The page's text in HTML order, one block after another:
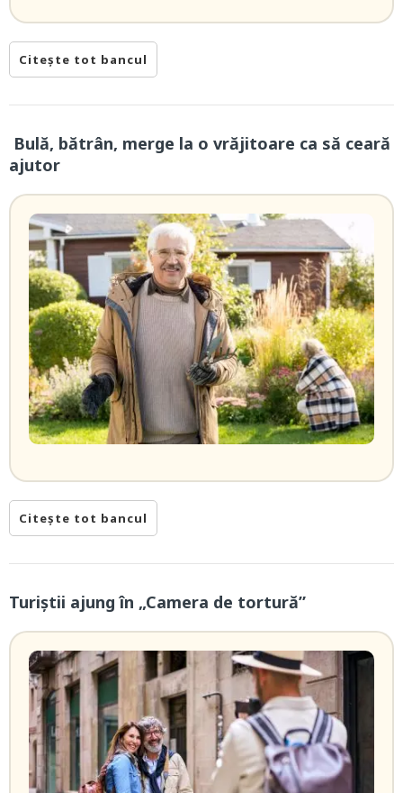
Citește tot bancul
Bulă, bătrân, merge la o vrăjitoare ca să ceară
ajutor
Citește tot bancul
Turiștii ajung în „Camera de tortură”